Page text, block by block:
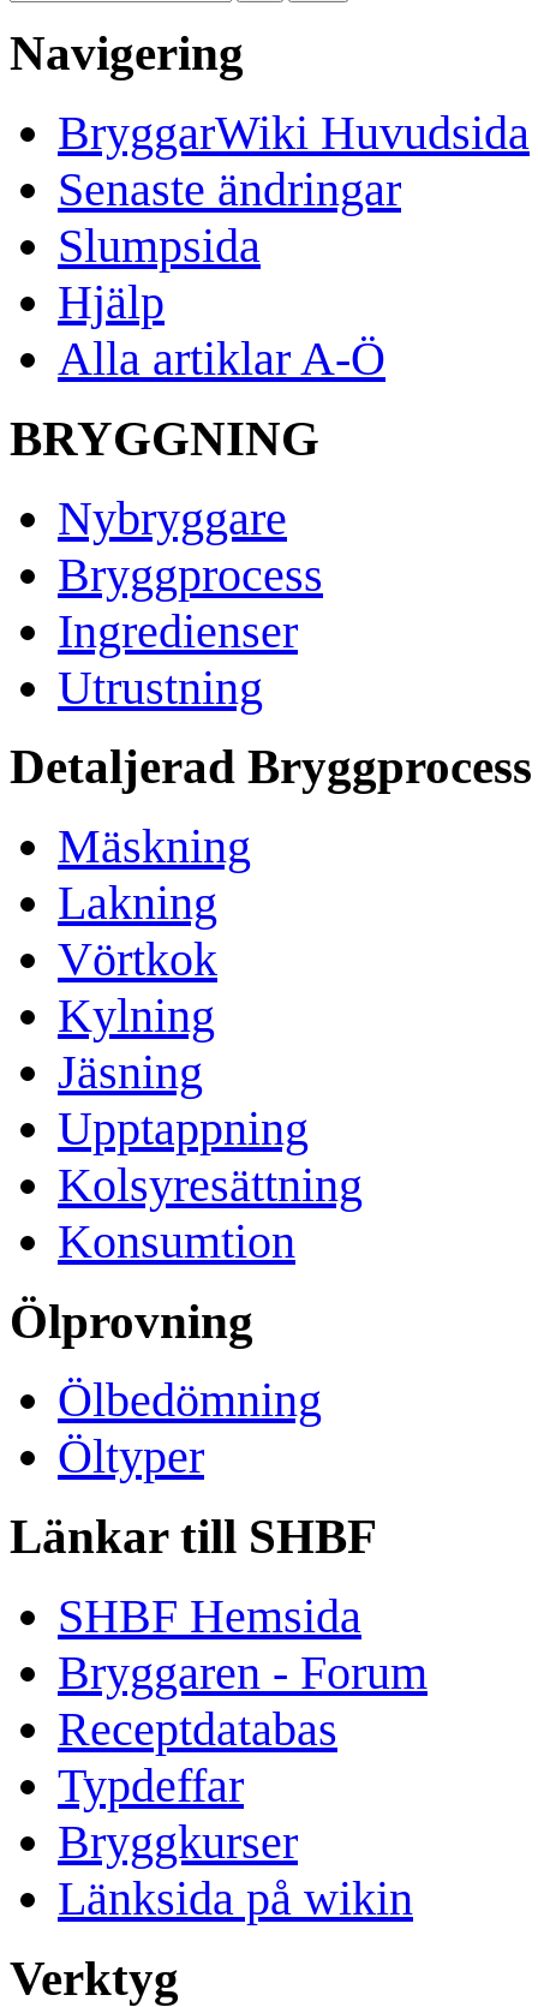
Navigering
BryggarWiki Huvudsida
Senaste ändringar
Slumpsida
Hjälp
Alla artiklar A-Ö
BRYGGNING
Nybryggare
Bryggprocess
Ingredienser
Utrustning
Detaljerad Bryggprocess
Mäskning
Lakning
Vörtkok
Kylning
Jäsning
Upptappning
Kolsyresättning
Konsumtion
Ölprovning
Ölbedömning
Öltyper
Länkar till SHBF
SHBF Hemsida
Bryggaren - Forum
Receptdatabas
Typdeffar
Bryggkurser
Länksida på wikin
Verktyg